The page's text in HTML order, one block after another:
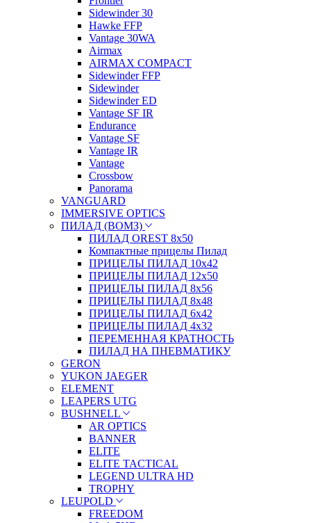
Sidewinder 30
Hawke FFP
Vantage 30WA
Airmax
AIRMAX COMPACT
Sidewinder FFP
Sidewinder
Sidewinder ED
Vantage SF IR
Endurance
Vantage SF
Vantage IR
Vantage
Crossbow
Panorama
VANGUARD
IMMERSIVE OPTICS
ПИЛАД (ВОМЗ)
ПИЛАД OREST 8х50
Компактные прицелы Пилад
ПРИЦЕЛЫ ПИЛАД 10х42
ПРИЦЕЛЫ ПИЛАД 12х50
ПРИЦЕЛЫ ПИЛАД 8х56
ПРИЦЕЛЫ ПИЛАД 8х48
ПРИЦЕЛЫ ПИЛАД 6х42
ПРИЦЕЛЫ ПИЛАД 4х32
ПЕРЕМЕННАЯ КРАТНОСТЬ
ПИЛАД НА ПНЕВМАТИКУ
GERON
YUKON JAEGER
ELEMENT
LEAPERS UTG
BUSHNELL
AR OPTICS
BANNER
ELITE
ELITE TACTICAL
LEGEND ULTRA HD
TROPHY
LEUPOLD
FREEDOM